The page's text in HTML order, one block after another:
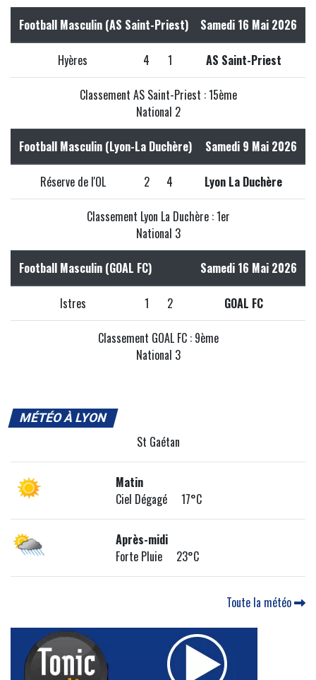
Football Masculin (AS Saint-Priest) Samedi 16 Mai 2026
Hyères 4 1 AS Saint-Priest
Classement AS Saint-Priest : 15ème
National 2
Football Masculin (Lyon-La Duchère) Samedi 9 Mai 2026
Réserve de l'OL 2 4 Lyon La Duchère
Classement Lyon La Duchère : 1er
National 3
Football Masculin (GOAL FC) Samedi 16 Mai 2026
Istres 1 2 GOAL FC
Classement GOAL FC : 9ème
National 3
MÉTÉO À LYON
St Gaétan
Matin
Ciel Dégagé 17°C
Après-midi
Forte Pluie 23°C
Toute la météo